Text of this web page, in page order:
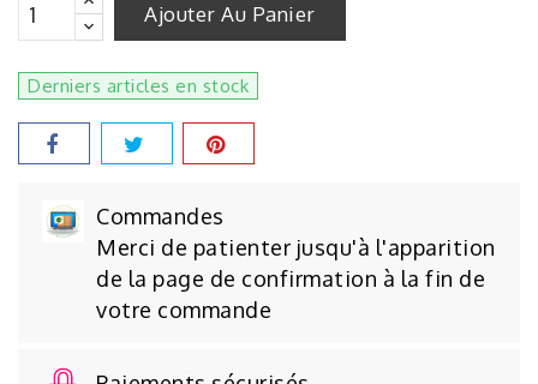
Ajouter Au Panier
Derniers articles en stock
Commandes
Merci de patienter jusqu'à l'apparition
de la page de confirmation à la fin de
votre commande